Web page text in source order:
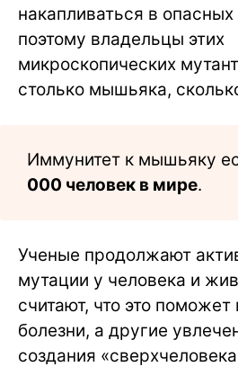
накапливаться в
поэтому владельцы этих
микроскопических
столько мышьяка,
Иммунитет к мышьяку
000 человек в мире.
Ученые продолжают
мутации у человека и
считают, что это
болезни, а другие
создания